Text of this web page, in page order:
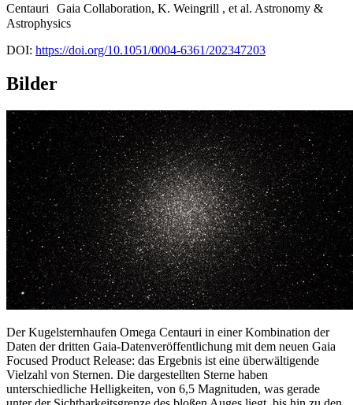
Centauri Gaia Collaboration, K. Weingrill , et al. Astronomy &
Astrophysics
DOI: https://doi.org/10.1051/0004-6361/202347203
Bilder
Der Kugelsternhaufen Omega Centauri in einer Kombination der
Daten der dritten Gaia-Datenveröffentlichung mit dem neuen Gaia
Focused Product Release: das Ergebnis ist eine überwältigende
Vielzahl von Sternen. Die dargestellten Sterne haben
unterschiedliche Helligkeiten, von 6,5 Magnituden, was gerade